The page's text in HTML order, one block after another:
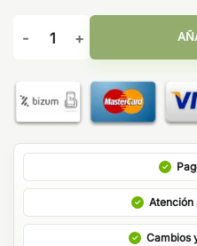
Sales Smores Loaded Salts
Atención
Cambios